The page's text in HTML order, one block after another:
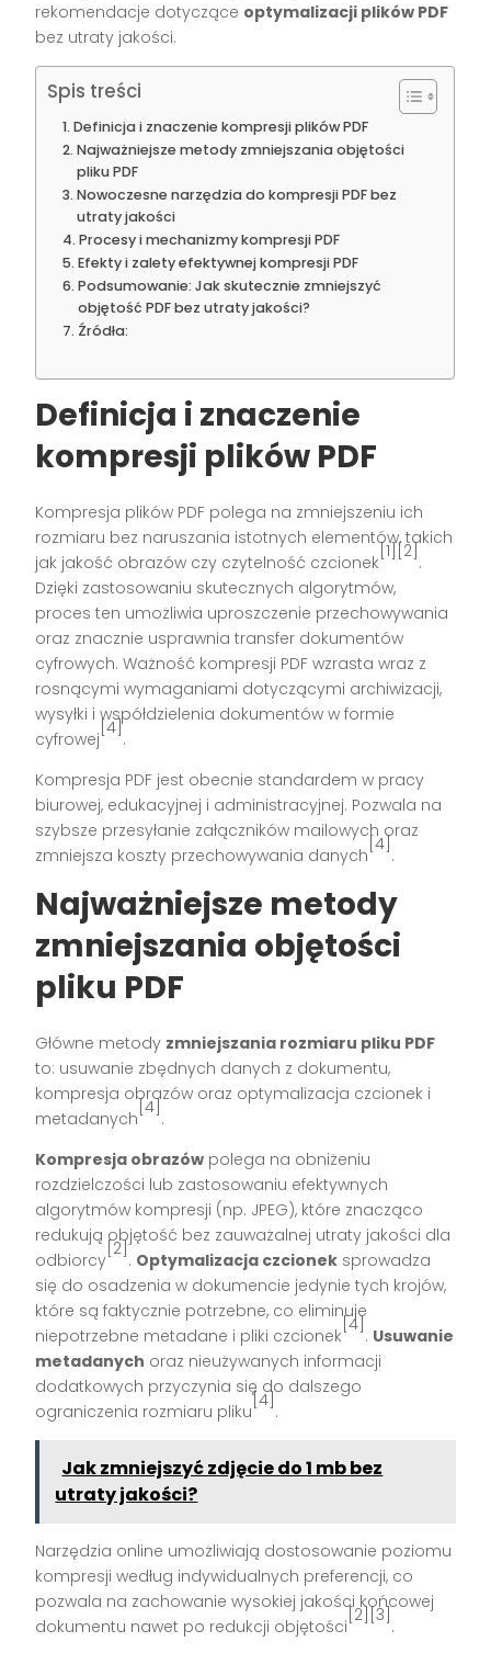
rekomendacje dotyczące optymalizacji plików PDF
bez utraty jakości.
Spis treści
Definicja i znaczenie kompresji plików PDF
Najważniejsze metody zmniejszania objętości
pliku PDF
Nowoczesne narzędzia do kompresji PDF bez
utraty jakości
Procesy i mechanizmy kompresji PDF
Efekty i zalety efektywnej kompresji PDF
Podsumowanie: Jak skutecznie zmniejszyć
objętość PDF bez utraty jakości?
Źródła:
Definicja i znaczenie
kompresji plików PDF
Kompresja plików PDF polega na zmniejszeniu ich
rozmiaru bez naruszania istotnych elementów, takich
jak jakość obrazów czy czytelność czcionek
[1][2]
.
Dzięki zastosowaniu skutecznych algorytmów,
proces ten umożliwia uproszczenie przechowywania
oraz znacznie usprawnia transfer dokumentów
cyfrowych. Ważność kompresji PDF wzrasta wraz z
rosnącymi wymaganiami dotyczącymi archiwizacji,
wysyłki i współdzielenia dokumentów w formie
cyfrowej
[4]
.
Kompresja PDF jest obecnie standardem w pracy
biurowej, edukacyjnej i administracyjnej. Pozwala na
szybsze przesyłanie załączników mailowych oraz
zmniejsza koszty przechowywania danych
[4]
.
Najważniejsze metody
zmniejszania objętości
pliku PDF
Główne metody zmniejszania rozmiaru pliku PDF
to: usuwanie zbędnych danych z dokumentu,
kompresja obrazów oraz optymalizacja czcionek i
metadanych
[4]
.
Kompresja obrazów polega na obniżeniu
rozdzielczości lub zastosowaniu efektywnych
algorytmów kompresji (np. JPEG), które znacząco
redukują objętość bez zauważalnej utraty jakości dla
odbiorcy
[2]
. Optymalizacja czcionek sprowadza
się do osadzenia w dokumencie jedynie tych krojów,
które są faktycznie potrzebne, co eliminuje
niepotrzebne metadane i pliki czcionek
[4]
. Usuwanie
metadanych oraz nieużywanych informacji
dodatkowych przyczynia się do dalszego
ograniczenia rozmiaru pliku
[4]
.
Jak zmniejszyć zdjęcie do 1 mb bez
utraty jakości?
Narzędzia online umożliwiają dostosowanie poziomu
kompresji według indywidualnych preferencji, co
pozwala na zachowanie wysokiej jakości końcowej
dokumentu nawet po redukcji objętości
[2][3]
.